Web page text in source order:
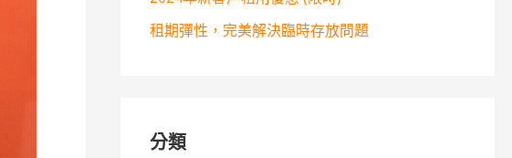
租期彈性，完美解決臨時存放問題
分類